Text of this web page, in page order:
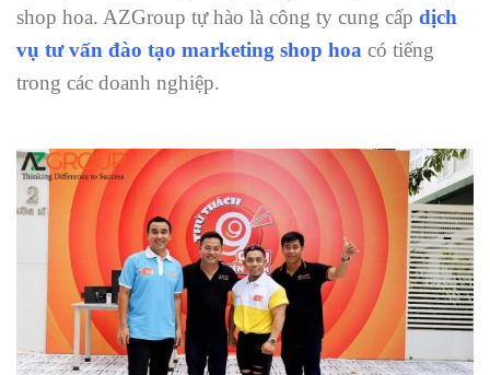
shop hoa. AZGroup tự hào là công ty cung cấp dịch
vụ tư vấn đào tạo marketing shop hoa có tiếng
trong các doanh nghiệp.